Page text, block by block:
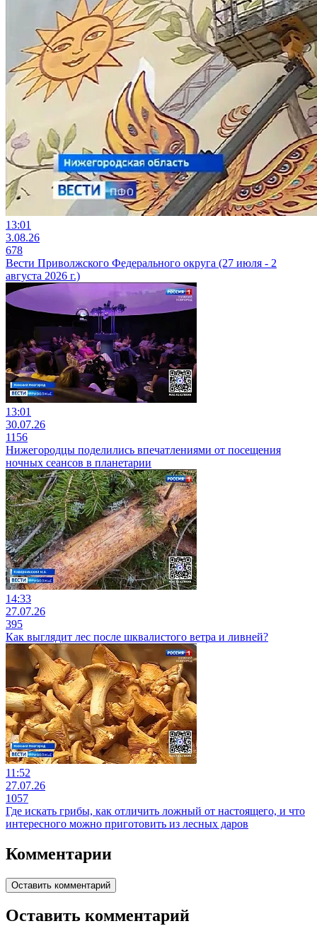
13:01
3.08.26
678
Вести Приволжского Федерального округа (27 июля - 2
августа 2026 г.)
13:01
30.07.26
1156
Нижегородцы поделились впечатлениями от посещения
ночных сеансов в планетарии
14:33
27.07.26
395
Как выглядит лес после шквалистого ветра и ливней?
11:52
27.07.26
1057
Где искать грибы, как отличить ложный от настоящего, и что
интересного можно приготовить из лесных даров
Комментарии
Оставить комментарий
Оставить комментарий